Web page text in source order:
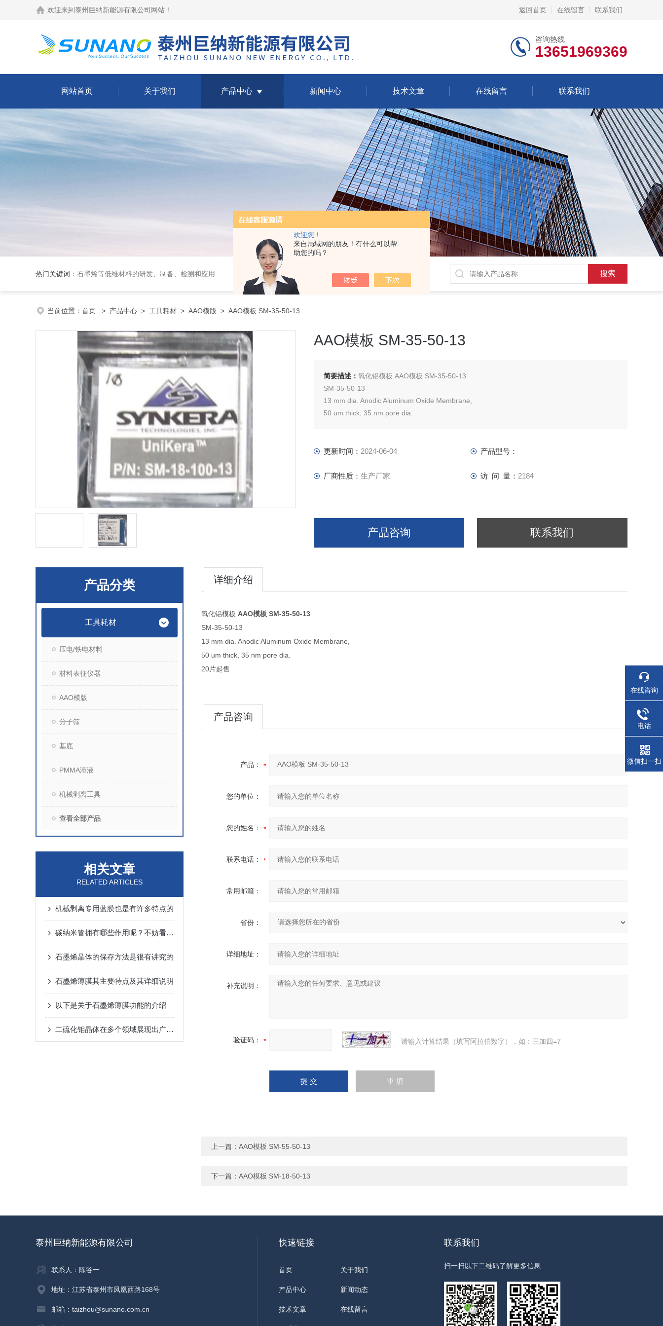
欢迎您！
来自局域网的朋友！有什么可以帮
助您的吗？
欢迎来到 泰州巨纳新能源有限公司网站 ！ 返回首页 在线留言 联系我们
咨询热线
13651969369
网站首页 关于我们 产品中心 新闻中心 技术文章 在线留言 联系我们
热门关键词： 石墨烯等低维材料的研发、制备、检测和应用
当前位置： 首页 > 产品中心 > 工具耗材 > AAO模版 > AAO模板 SM-35-50-13
AAO模板 SM-35-50-13
简要描述： 氧化铝模板 AAO模板 SM-35-50-13
SM-35-50-13
13 mm dia. Anodic Aluminum Oxide Membrane,
50 um thick, 35 nm pore dia.
更新时间： 2024-06-04 产品型号：
厂商性质： 生产厂家 访 问 量： 2184
产品咨询 联系我们
产品分类
工具耗材
压电/铁电材料
材料表征仪器
AAO模版
分子筛
基底
PMMA溶液
机械剥离工具
查看全部产品
相关文章
RELATED ARTICLES
机械剥离专用蓝膜也是有许多特点的
碳纳米管拥有哪些作用呢？不妨看看下文
石墨烯晶体的保存方法是很有讲究的
石墨烯薄膜其主要特点及其详细说明
以下是关于石墨烯薄膜功能的介绍
二硫化钼晶体在多个领域展现出广泛的应用
详细介绍
氧化铝模板 AAO模板 SM-35-50-13
SM-35-50-13
13 mm dia. Anodic Aluminum Oxide Membrane,
50 um thick, 35 nm pore dia.
20片起售
产品咨询
产品：
您的单位：
您的姓名：
联系电话：
常用邮箱：
省份：
详细地址：
补充说明：
验证码： 请输入计算结果（填写阿拉伯数字），如：三加四=7
上一篇： AAO模板 SM-55-50-13
下一篇： AAO模板 SM-18-50-13
泰州巨纳新能源有限公司
联系人：陈谷一
地址：江苏省泰州市凤凰西路168号
邮箱：taizhou@sunano.com.cn
快速链接
首页 关于我们
产品中心 新闻动态
技术文章 在线留言
联系我们
扫一扫以下二维码了解更多信息
在线咨询
电话
微信扫一扫